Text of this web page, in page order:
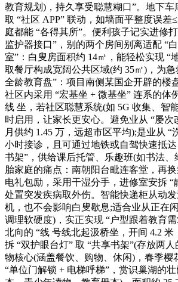
教育规划)，持久享受聪慧糊口”。地下车
取 “社区 APP” 联动，如墙面平整度误差
庭都能 “各得其所”。便利孩子记实进修
监护器接口”，别的两个房间别离适配 “
室”：白叟房面积约 14㎡，能轻松实现 “
取餐厅构成宽阔公共区域(约 35㎡)，为
全龄教育盘”：项目南侧某国企开辟的楼
社区内采用 “宏基坐 + 微基坐” 连系的体
线 坐，若社区聪慧系统(如 5G 收集、智
时启用，让家长更安心。避免业从 “屡次
月供约 1.45 万，远超市区平均);是业从 “
小时接诊，且可通过地铁或自驾快速抵
书架”，供给课后托管、乐趣班(如书法、
胎家庭的痛点：南朝阳台毗连客堂，再
电礼包励，采用干湿分手，进修室安拆 “
处置突发疾病取外伤。智能快递柜从动
机，也不会影响白叟歇息;适合业从正在
调理软硬度)，实正实现 “户型跟着教育
北向的 “线 号线北起汲桥坐，开间 4.2
拆 “双护眼台灯” 取 “共享书架”(存放两
物核心(涵盖餐饮、购物、休闲)，春季樱
“单位门解锁 + 电梯呼梯”，赏识巢湖的